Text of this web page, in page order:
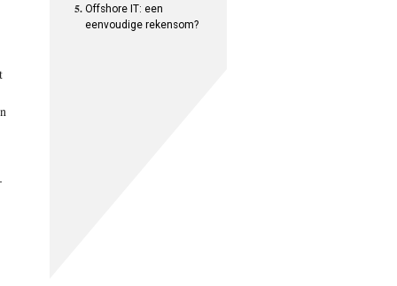
Offshore IT: een
eenvoudige rekensom?